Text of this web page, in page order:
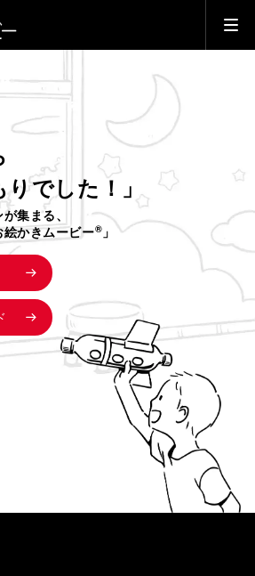
りでした！」
集まる、
かきムービー® 」